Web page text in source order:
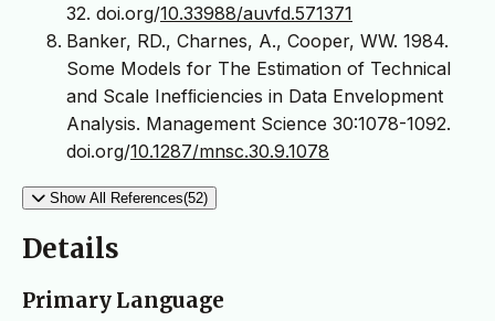
32. doi.org/10.33988/auvfd.571371
Banker, RD., Charnes, A., Cooper, WW. 1984.
Some Models for The Estimation of Technical
and Scale Inefﬁciencies in Data Envelopment
Analysis. Management Science 30:1078-1092.
doi.org/10.1287/mnsc.30.9.1078
Show All References(52)
Details
Primary Language